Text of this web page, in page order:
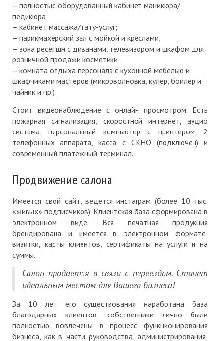
– полностью оборудованный кабинет маникюра/
педикюра;
– кабинет массажа/тату-услуг;
– парикмахерский зал с мойкой и креслами;
– зона ресепшн с диванами, телевизором и шкафом для
розничной продажи косметики;
– комната отдыха персонала с кухонной мебелью и
шкафчиками мастеров (микроволновка, кулер, бойлер и
чайник и пр.).
Стоит видеонаблюдение с онлайн просмотром. Есть
пожарная сигнализация, скоростной интернет, аудио
система, персональный компьютер с принтером, 2
телефонных аппарата, касса с СКНО (подключен) и
современный платежный терминал.
Продвижение салона
Имеется свой сайт, ведется инстаграм (более 10 тыс.
«живых» подписчиков). Клиентская база сформирована в
электронном виде. Вся печатная продукция
брендирована и имеется в электронном формате:
визитки, карты клиентов, сертификаты на услуги и на
суммы.
Салон продается в связи с переездом. Станет
идеальным местом для Вашего бизнеса!
За 10 лет его существования наработана база
благодарных клиентов, собственники лично были
полностью вовлечены в процесс функционирования
бизнеса, как в части руководства, администрирования,